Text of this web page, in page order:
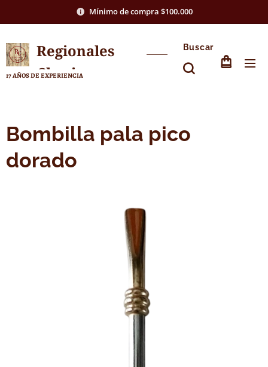
Mínimo de compra $100.000
Regionales
Chasico
17 AÑOS DE EXPERIENCIA
Buscar
Bombilla pala pico
dorado